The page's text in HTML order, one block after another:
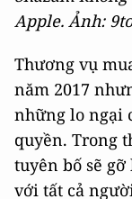
Apple. Ảnh:
Thương vụ
năm 2017
những lo ngại
quyền. Trong
tuyên bố sẽ
với tất cả